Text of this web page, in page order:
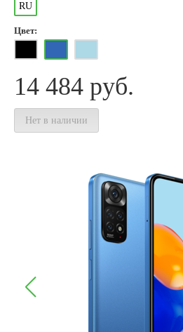
RU
Цвет:
14 484 руб.
Нет в наличии